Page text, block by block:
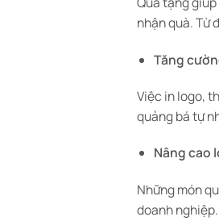
nhận quà. Từ
Tăng
Việc in logo,
quảng bá tự
Nâng cao
Những món
doanh